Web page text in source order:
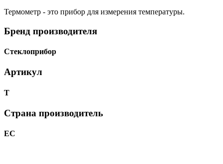
Термометр - это прибор для измерения температуры.
Бренд производителя
Стеклоприбор
Артикул
Т
Страна производитель
ЕС